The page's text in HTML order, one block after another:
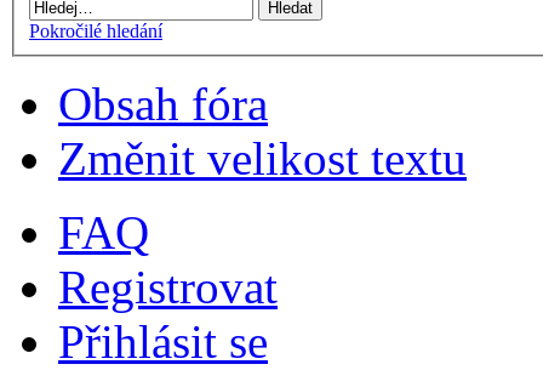
Pokročilé hledání
Obsah fóra
Změnit velikost textu
FAQ
Registrovat
Přihlásit se